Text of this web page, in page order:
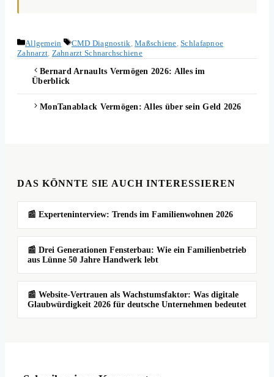
Kategorien
Allgemein Schlagwörter
CMD Diagnostik ,Maßschiene ,Schlafapnoe
Zahnarzt Zahnarzt Schnarchschiene
Bernard Arnaults Vermögen 2026: Alles im
Überblick
MonTanablack Vermögen: Alles über sein Geld 2026
DAS KÖNNTE SIE AUCH INTERESSIEREN
📰 Experteninterview: Trends im Familienwohnen 2026
📰 Drei Generationen Fensterbau: Wie ein Familienbetrieb
aus Lünne 50 Jahre Handwerk lebt
📰 Website-Vertrauen als Wachstumsfaktor: Was digitale
Glaubwürdigkeit 2026 für deutsche Unternehmen bedeutet